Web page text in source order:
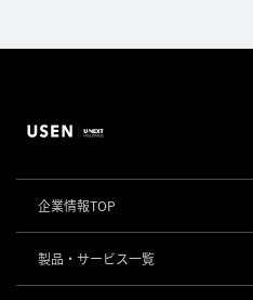
企業情報TOP
会社概要・役員一覧
事業内容
製品・サービス一覧